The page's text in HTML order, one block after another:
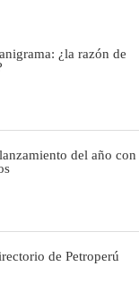
¿la razón de
del año con
de Petroperú